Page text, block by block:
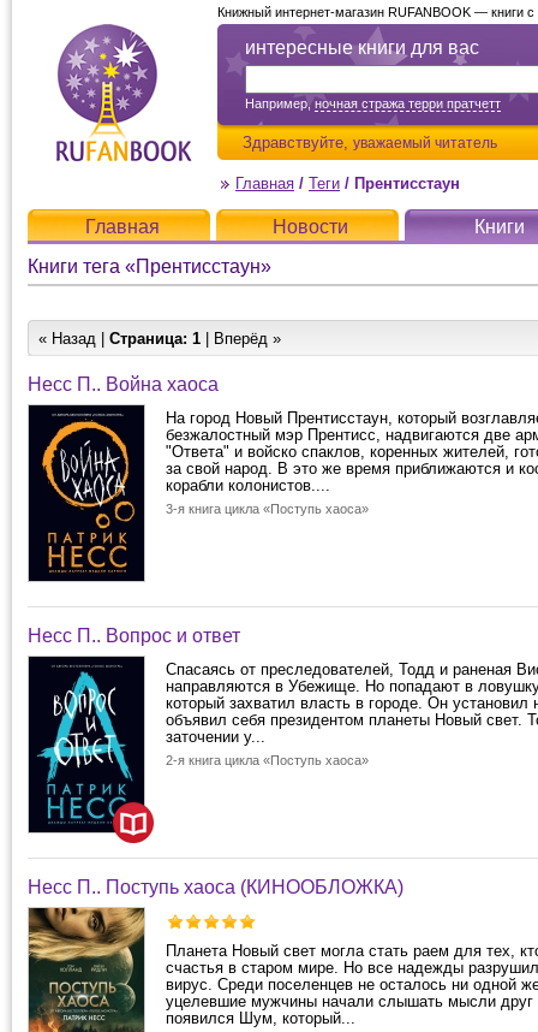
интересные книги для вас
Например,ночная стража терри пратчетт
Здравствуйте, уважаемый читатель
Книжный интернет-магазин RUFANBOOK — книги
Главная / Теги / Прентисстаун
Главная Новости
Книги
Книги тега «Прентисстаун»
« Назад | Страница: 1 | Вперёд »
Несс П.. Война хаоса
На город Новый Прентисстаун, который
безжалостный мэр Прентисс, надвигаются две
"Ответа" и войско спаклов, коренных жителей,
за свой народ. В это же время приближаются и
корабли колонистов....
3-я книга цикла «Поступь хаоса»
Несс П.. Вопрос и ответ
Спасаясь от преследователей, Тодд и раненая
направляются в Убежище. Но попадают в
который захватил власть в городе. Он установил
объявил себя президентом планеты Новый свет.
заточении у...
2-я книга цикла «Поступь хаоса»
Несс П.. Поступь хаоса (КИНООБЛОЖКА)
Планета Новый свет могла стать раем для тех,
счастья в старом мире. Но все надежды
вирус. Среди поселенцев не осталось ни одной
уцелевшие мужчины начали слышать мысли друг
появился Шум, который...